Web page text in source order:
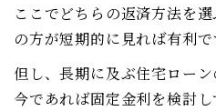
ここでどちらの返済方法を
の方が短期的に見れば有利で
但し、長期に及ぶ住宅ロー
今であれば固定金利を検討